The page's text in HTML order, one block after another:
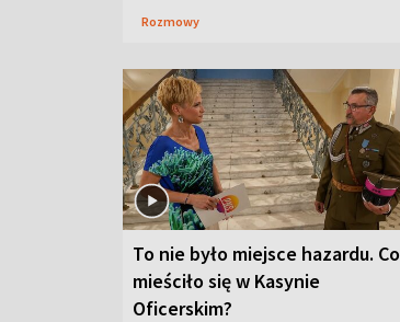
Rozmowy
To nie było miejsce hazardu. Co
mieściło się w Kasynie
Oficerskim?